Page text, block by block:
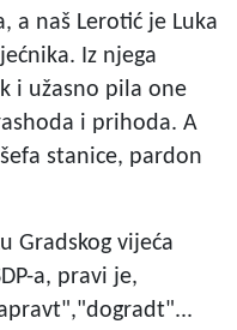
a naš Lerotić je Luka
Iz njega
i užasno pila one
i prihoda. A
stanice, pardon
Gradskog vijeća
a, pravi je,